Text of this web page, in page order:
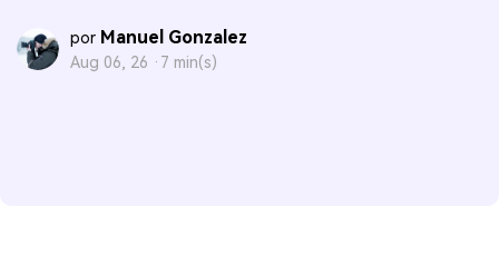
por Manuel Gonzalez
Aug 06, 26 · 7 min(s)